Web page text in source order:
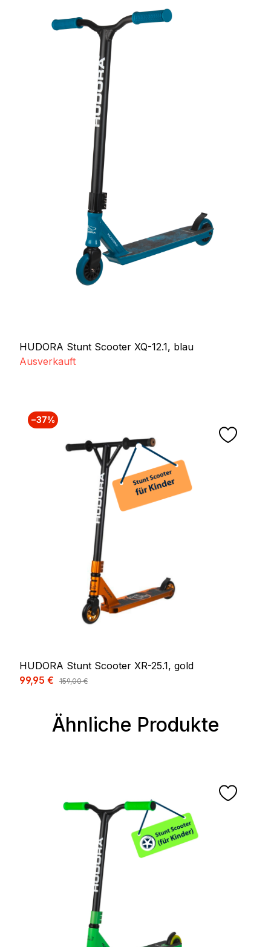
HUDORA Stunt Scooter XQ-12.1, blau
Ausverkauft
−37%
HUDORA Stunt Scooter XR-25.1, gold
Verkaufspreis:
99,95 € Regulärer Preis:
159,00 €
Produktgalerie überspringen
Ähnliche Produkte